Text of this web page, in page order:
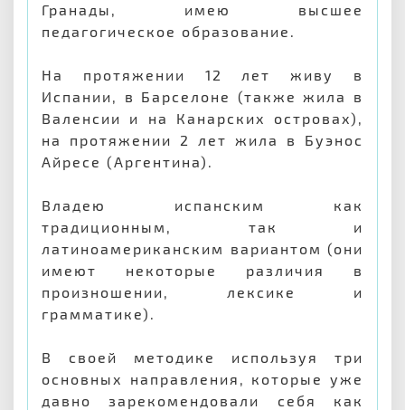
Гранады, имею высшее
педагогическое образование.
На протяжении 12 лет живу в
Испании, в Барселоне (также жила в
Валенсии и на Канарских островах),
на протяжении 2 лет жила в Буэнос
Айресе (Аргентина).
Владею испанским как
традиционным, так и
латиноамериканским вариантом (они
имеют некоторые различия в
произношении, лексике и
грамматике).
В своей методике используя три
основных направления, которые уже
давно зарекомендовали себя как